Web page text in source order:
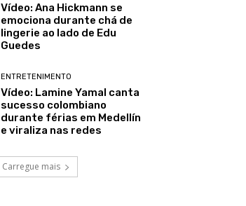
Vídeo: Ana Hickmann se
emociona durante chá de
lingerie ao lado de Edu
Guedes
ENTRETENIMENTO
Vídeo: Lamine Yamal canta
sucesso colombiano
durante férias em Medellín
e viraliza nas redes
Carregue mais